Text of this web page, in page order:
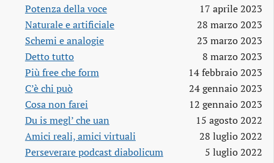
Potenza della voce
17 aprile 2023
Naturale e artificiale
28 marzo 2023
Schemi e analogie
23 marzo 2023
Detto tutto
8 marzo 2023
Più free che form
14 febbraio 2023
C’è chi può
24 gennaio 2023
Cosa non farei
12 gennaio 2023
Du is megl’ che uan
15 agosto 2022
Amici reali, amici virtuali
28 luglio 2022
Perseverare podcast diabolicum
5 luglio 2022